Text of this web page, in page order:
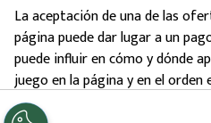
La aceptación de una de las
página puede dar lugar a un
puede influir en cómo y dónde
juego en la página y en el orden
influye en nuestras evaluaciones.